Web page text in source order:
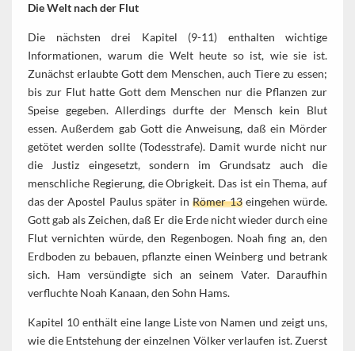
Die Welt nach der Flut
Die nächsten drei Kapitel (9-11) enthalten wichtige
Informationen, warum die Welt heute so ist, wie sie ist.
Zunächst erlaubte Gott dem Menschen, auch Tiere zu essen;
bis zur Flut hatte Gott dem Menschen nur die Pflanzen zur
Speise gegeben. Allerdings durfte der Mensch kein Blut
essen. Außerdem gab Gott die Anweisung, daß ein Mörder
getötet werden sollte (Todesstrafe). Damit wurde nicht nur
die Justiz eingesetzt, sondern im Grundsatz auch die
menschliche Regierung, die Obrigkeit. Das ist ein Thema, auf
das der Apostel Paulus später inRömer 13eingehen würde.
Gott gab als Zeichen, daß Er die Erde nicht wieder durch eine
Flut vernichten würde, den Regenbogen. Noah fing an, den
Erdboden zu bebauen, pflanzte einen Weinberg und betrank
sich. Ham versündigte sich an seinem Vater. Daraufhin
verfluchte Noah Kanaan, den Sohn Hams.
Kapitel 10 enthält eine lange Liste von Namen und zeigt uns,
wie die Entstehung der einzelnen Völker verlaufen ist. Zuerst